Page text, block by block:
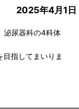
2025年4月1日
泌尿器科の4科体
指してまいりま